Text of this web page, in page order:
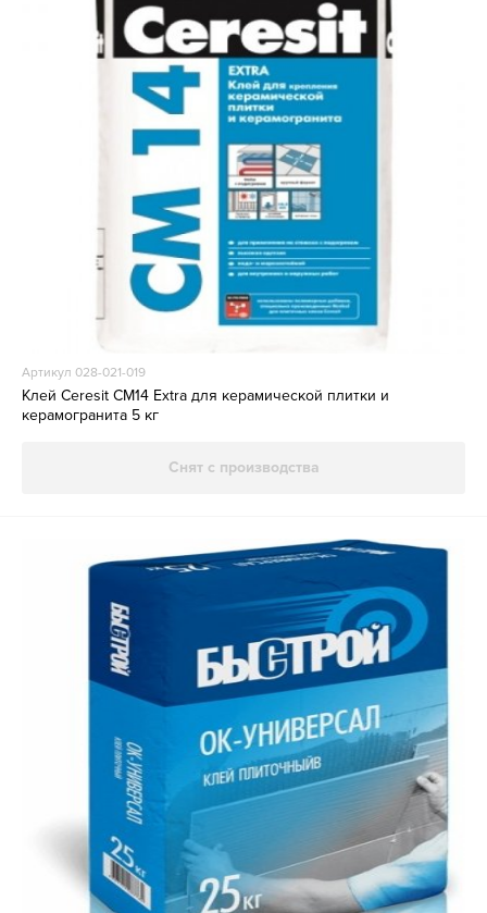
Артикул 028-021-019
Клей Ceresit CM14 Extra для керамической плитки и
керамогранита 5 кг
Снят с производства